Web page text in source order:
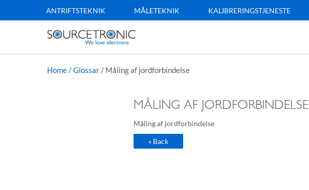
ANTRIFTSTEKNIK MÅLETEKNIK KALIBRERINGSTJENESTE
Home /Glossar / Måling af jordforbindelse
MÅLING AF JORDFORBINDELSE
Måling af jordforbindelse
« Back